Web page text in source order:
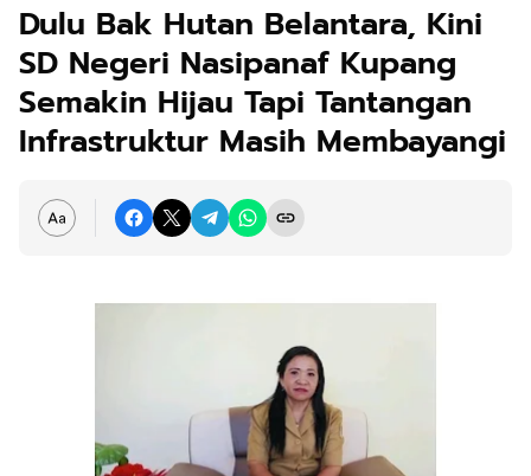
Dulu Bak Hutan Belantara, Kini
SD Negeri Nasipanaf Kupang
Semakin Hijau Tapi Tantangan
Infrastruktur Masih Membayangi